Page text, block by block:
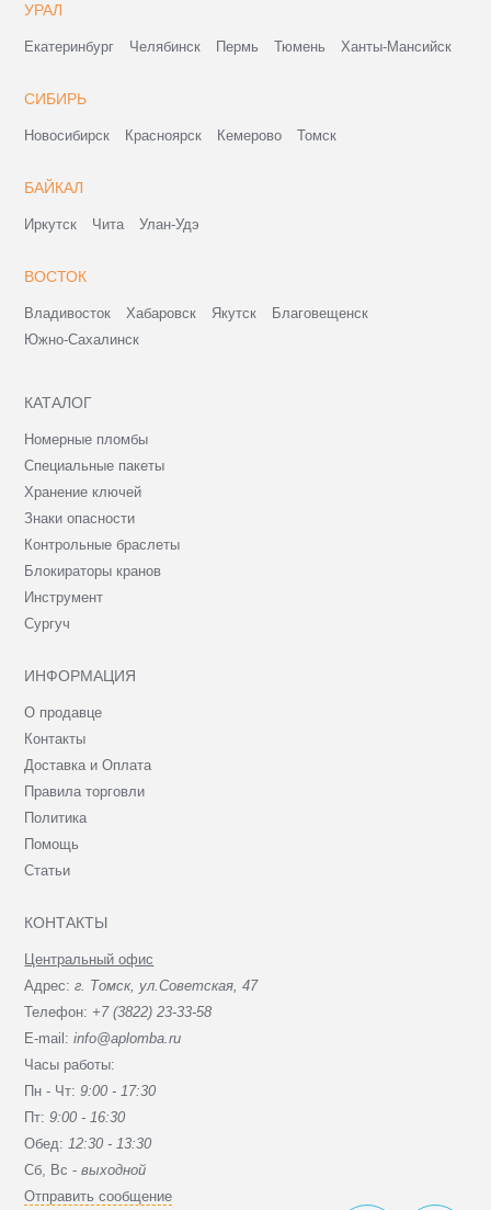
УРАЛ
Екатеринбург Челябинск Пермь Тюмень Ханты-Мансийск
СИБИРЬ
Новосибирск Красноярск Кемерово Томск
БАЙКАЛ
Иркутск Чита Улан-Удэ
ВОСТОК
Владивосток Хабаровск Якутск
Благовещенск
Южно-Сахалинск
КАТАЛОГ
Номерные пломбы
Специальные пакеты
Хранение ключей
Знаки опасности
Контрольные браслеты
Блокираторы кранов
Инструмент
Сургуч
ИНФОРМАЦИЯ
О продавце
Контакты
Доставка и Оплата
Правила торговли
Политика
Помощь
Статьи
КОНТАКТЫ
Центральный офис
Адрес:г. Томск, ул.Советская, 47
Телефон: +7 (3822) 23-33-58
E-mail:info@aplomba.ru
Часы работы:
Пн - Чт:9:00 - 17:30
Пт:9:00 - 16:30
Обед: 12:30 - 13:30
Сб, Вc -выходной
Отправить сообщение